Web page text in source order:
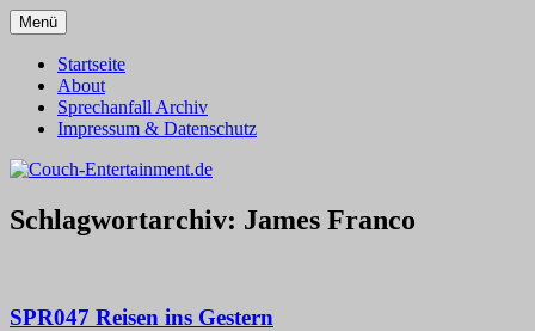
Zum
Inhalt
springen
Couch-Entertainment.de
Menü
Startseite
About
Sprechanfall Archiv
Impressum & Datenschutz
Schlagwortarchiv: James Franco
SPR047 Reisen ins Gestern